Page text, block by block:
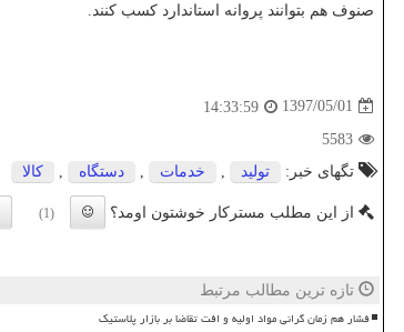
صنوف هم بتوانند پروانه استاندارد كسب كنند.
1397/05/01
14:33:59
5583
تگهای خبر:
تولید , خدمات , دستگاه , كالا
از این مطلب مسترکار خوشتون اومد؟ (1)
تازه ترین مطالب مرتبط
فشار هم زمان گرانی مواد اولیه و افت تقاضا بر بازار پلاستیک